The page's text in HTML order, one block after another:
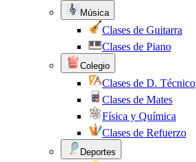
Música
Clases de Guitarra
Clases de Piano
Colegio
Clases de D. Técnico
Clases de Mates
Física y Química
Clases de Refuerzo
Deportes